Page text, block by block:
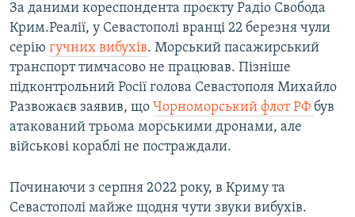
За даними кореспондента проєкту Радіо Свобода
Крим.Реалії, у Севастополі вранці 22 березня чули
серію гучних вибухів. Морський пасажирський
транспорт тимчасово не працював. Пізніше
підконтрольний Росії голова Севастополя Михайло
Развожаєв заявив, що Чорноморський флот РФ був
атакований трьома морськими дронами, але
військові кораблі не постраждали.
Починаючи з серпня 2022 року, в Криму та
Севастополі майже щодня чути звуки вибухів.